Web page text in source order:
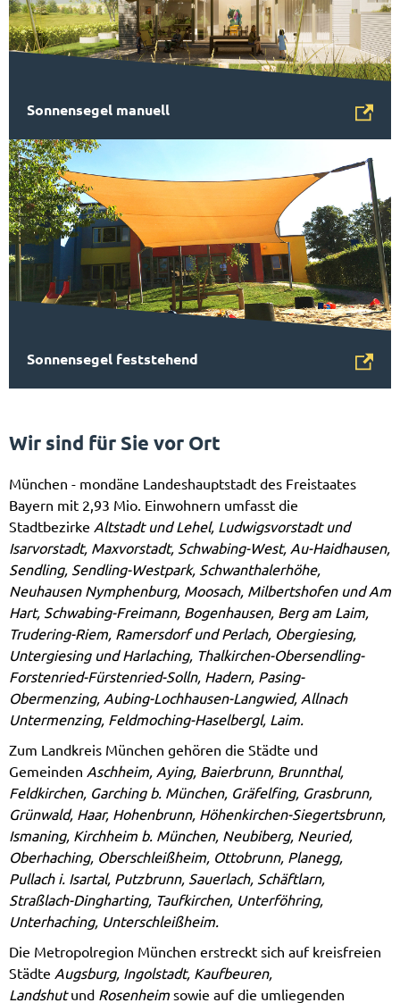
Sonnensegel manuell
Sonnensegel feststehend
Wir sind für Sie vor Ort
München - mondäne Landeshauptstadt des Freistaates
Bayern mit 2,93 Mio. Einwohnern umfasst die
Stadtbezirke Altstadt und Lehel, Ludwigsvorstadt und
Isarvorstadt, Maxvorstadt, Schwabing-West, Au-Haidhausen,
Sendling, Sendling-Westpark, Schwanthalerhöhe,
Neuhausen Nymphenburg, Moosach, Milbertshofen und Am
Hart, Schwabing-Freimann, Bogenhausen, Berg am Laim,
Trudering-Riem, Ramersdorf und Perlach, Obergiesing,
Untergiesing und Harlaching, Thalkirchen-Obersendling-
Forstenried-Fürstenried-Solln, Hadern, Pasing-
Obermenzing, Aubing-Lochhausen-Langwied, Allnach
Untermenzing, Feldmoching-Haselbergl, Laim.
Zum Landkreis München gehören die Städte und
Gemeinden Aschheim, Aying, Baierbrunn, Brunnthal,
Feldkirchen, Garching b. München, Gräfelfing, Grasbrunn,
Grünwald, Haar, Hohenbrunn, Höhenkirchen-Siegertsbrunn,
Ismaning, Kirchheim b. München, Neubiberg, Neuried,
Oberhaching, Oberschleißheim, Ottobrunn, Planegg,
Pullach i. Isartal, Putzbrunn, Sauerlach, Schäftlarn,
Straßlach-Dingharting, Taufkirchen, Unterföhring,
Unterhaching, Unterschleißheim.
Die Metropolregion München erstreckt sich auf kreisfreien
Städte Augsburg, Ingolstadt, Kaufbeuren,
Landshutund Rosenheim sowie auf die umliegenden